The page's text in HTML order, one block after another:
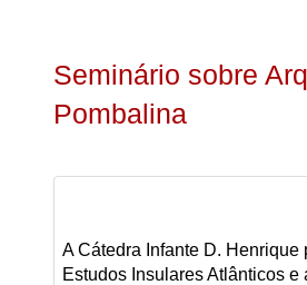
Seminário sobre
Pombalina
A Cátedra Infante D. Henrique
Estudos Insulares Atlânticos e